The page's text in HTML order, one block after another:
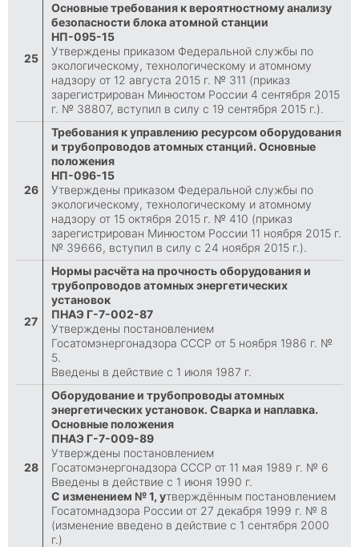
25
Основные требования к вероятностному анализу
безопасности блока атомной станции
НП-095-15
Утверждены приказом Федеральной службы по
экологическому, технологическому и атомному
надзору от 12 августа 2015 г. № 311 (приказ
зарегистрирован Минюстом России 4 сентября 2015
г. № 38807, вступил в силу с 19 сентября 2015 г.).
26
Требования к управлению ресурсом оборудования
и трубопроводов атомных станций. Основные
положения
НП-096-15
Утверждены приказом Федеральной службы по
экологическому, технологическому и атомному
надзору от 15 октября 2015 г. № 410 (приказ
зарегистрирован Минюстом России 11 ноября 2015 г.
№ 39666, вступил в силу с 24 ноября 2015 г.).
27
Нормы расчёта на прочность оборудования и
трубопроводов атомных энергетических
установок
ПНАЭ Г-7-002-87
Утверждены постановлением
Госатомэнергонадзора СССР от 5 ноября 1986 г. №
5.
Введены в действие с 1 июля 1987 г.
28
Оборудование и трубопроводы атомных
энергетических установок. Сварка и наплавка.
Основные положения
ПНАЭ Г-7-009-89
Утверждены постановлением
Госатомэнергонадзора СССР от 11 мая 1989 г. № 6
Введены в действие с 1 июня 1990 г.
С изменением № 1, утверждённым постановлением
Госатомнадзора России от 27 декабря 1999 г. № 8
(изменение введено в действие с 1 сентября 2000
г.)